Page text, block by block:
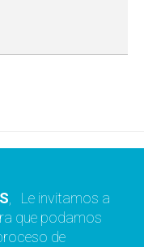
, Le invitamos a
que podamos
de